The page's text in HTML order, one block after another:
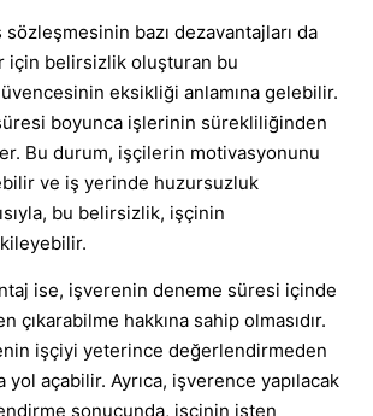
bazı dezavantajları da
için belirsizlik oluşturan bu
eksikliği anlamına gelebilir.
boyunca işlerinin sürekliliğinden
Bu durum, işçilerin motivasyonunu
ve iş yerinde huzursuzluk
bu belirsizlik, işçinin
ise, işverenin deneme süresi içinde
çıkarabilme hakkına sahip olmasıdır.
işçiyi yeterince değerlendirmeden
yol açabilir. Ayrıca, işverence yapılacak
sonucunda, işçinin işten